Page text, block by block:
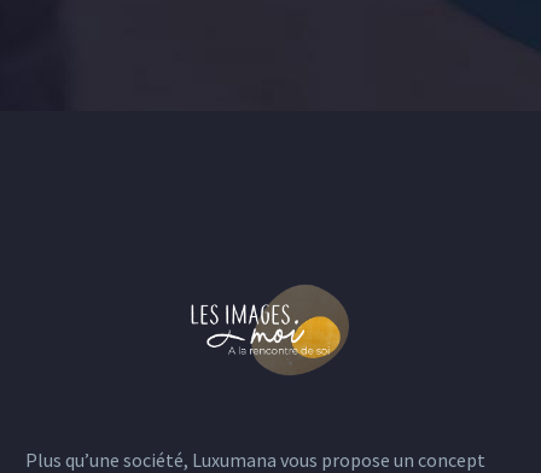
Plus qu’une société, Luxumana vous propose un concept